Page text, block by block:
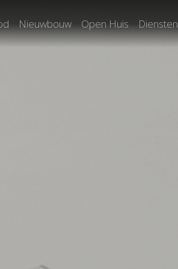
Nieuwbouw Open Huis Diensten